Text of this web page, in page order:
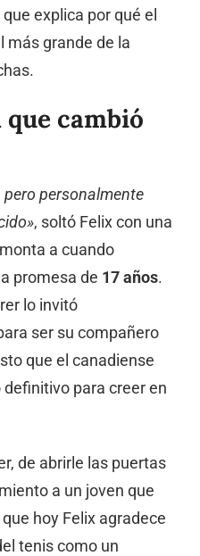
explica por qué el
más grande de la
cambió
pero personalmente
, soltó Felix con una
a cuando
promesa de 17 años.
lo invitó
ser su compañero
que el canadiense
para creer en
de abrirle las puertas
a un joven que
hoy Felix agradece
tenis como un